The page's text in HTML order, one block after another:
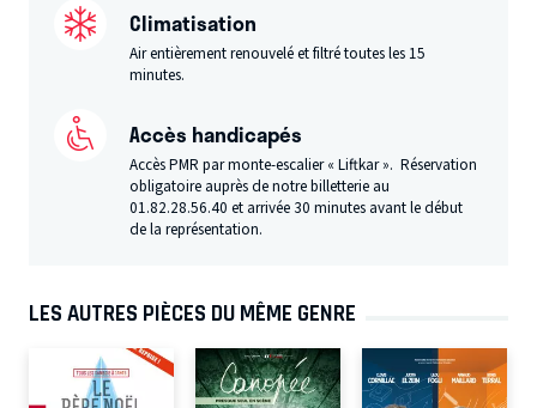
Climatisation
Air entièrement renouvelé et filtré toutes les 15
minutes.
Accès handicapés
Accès PMR par monte-escalier « Liftkar ». Réservation
obligatoire auprès de notre billetterie au
01.82.28.56.40 et arrivée 30 minutes avant le début
de la représentation.
LES AUTRES PIÈCES DU MÊME GENRE